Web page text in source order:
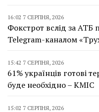
16:02 7 СЕРПНЯ, 2026
Фокстрот вслід за АТБ
Telegram-каналом
15:42 7 СЕРПНЯ, 2026
61% українців готові
буде необхідно – КМІС
15:02 7 СЕРПНЯ, 2026